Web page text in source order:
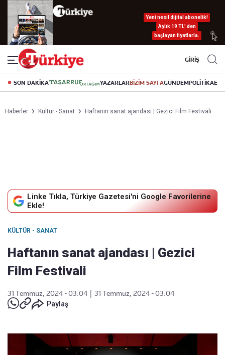
Yeni nesil dijital abonelik!
Aylık 19 TL’ den
başlayan fiyatlarla.
GİRİŞ
SON DAKİKA YAZARLARBİZİM SAYFAGÜNDEMPOLİTİKA
Haberler Kültür - Sanat Haftanın sanat ajandası | Gezici Film Festivali
Linke Tıkla, Türkiye Gazetesi'ni Google Favorilerine
Ekle!
KÜLTÜR - SANAT
Haftanın sanat ajandası | Gezici
Film Festivali
31 Temmuz, 2024 - 03:04
31 Temmuz, 2024 - 03:04
Paylaş